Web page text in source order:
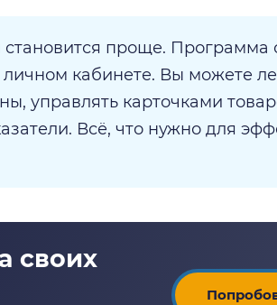
проще. Программа
кабинете. Вы можете
управлять карточками
Всё, что нужно для